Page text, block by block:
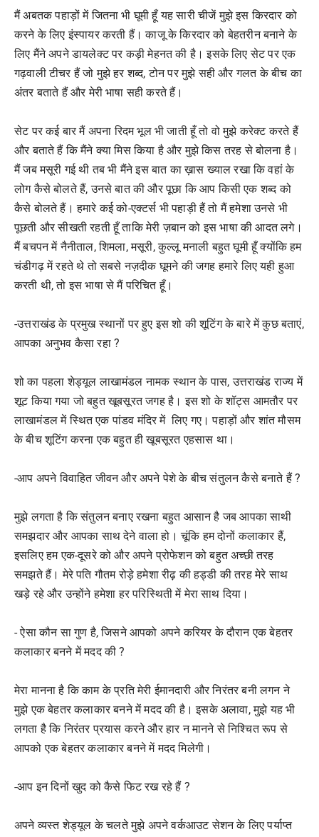
मैं अबतक पहाड़ों में जितना भी घूमी हूँ यह सारी चीजें मुझे इस किरदार को
करने के लिए इंस्पायर करती हैं। काजू के किरदार को बेहतरीन बनाने के
लिए मैंने अपने डायलेक्ट पर कड़ी मेहनत की है। इसके लिए सेट पर एक
गढ़वाली टीचर हैं जो मुझे हर शब्द, टोन पर मुझे सही और गलत के बीच का
अंतर बताते हैं और मेरी भाषा सही करते हैं।
सेट पर कई बार मैं अपना रिदम भूल भी जाती हूँ तो वो मुझे करेक्ट करते हैं
और बताते हैं कि मैंने क्या मिस किया है और मुझे किस तरह से बोलना है।
मैं जब मसूरी गई थी तब भी मैंने इस बात का ख़ास ख्याल रखा कि वहां के
लोग कैसे बोलते हैं, उनसे बात की और पूछा कि आप किसी एक शब्द को
कैसे बोलते हैं। हमारे कई को-एक्टर्स भी पहाड़ी हैं तो मैं हमेशा उनसे भी
पूछती और सीखती रहती हूँ ताकि मेरी ज़बान को इस भाषा की आदत लगे।
मैं बचपन में नैनीताल, शिमला, मसूरी, कुल्लू मनाली बहुत घूमी हूँ क्योंकि हम
चंडीगढ़ में रहते थे तो सबसे नज़दीक घूमने की जगह हमारे लिए यही हुआ
करती थी, तो इस भाषा से मैं परिचित हूँ।
-उत्तराखंड के प्रमुख स्थानों पर हुए इस शो की शूटिंग के बारे में कुछ बताएं,
आपका अनुभव कैसा रहा ?
शो का पहला शेड्यूल लाखामंडल नामक स्थान के पास, उत्तराखंड राज्य में
शूट किया गया जो बहुत खूबसूरत जगह है। इस शो के शॉट्स आमतौर पर
लाखामंडल में स्थित एक पांडव मंदिर में लिए गए। पहाड़ों और शांत मौसम
के बीच शूटिंग करना एक बहुत ही खूबसूरत एहसास था।
-आप अपने विवाहित जीवन और अपने पेशे के बीच संतुलन कैसे बनाते हैं ?
मुझे लगता है कि संतुलन बनाए रखना बहुत आसान है जब आपका साथी
समझदार और आपका साथ देने वाला हो। चूंकि हम दोनों कलाकार हैं,
इसलिए हम एक-दूसरे को और अपने प्रोफेशन को बहुत अच्छी तरह
समझते हैं। मेरे पति गौतम रोड़े हमेशा रीढ़ की हड्डी की तरह मेरे साथ
खड़े रहे और उन्होंने हमेशा हर परिस्थिती में मेरा साथ दिया।
- ऐसा कौन सा गुण है, जिसने आपको अपने करियर के दौरान एक बेहतर
कलाकार बनने में मदद की ?
मेरा मानना है कि काम के प्रति मेरी ईमानदारी और निरंतर बनी लगन ने
मुझे एक बेहतर कलाकार बनने में मदद की है। इसके अलावा, मुझे यह भी
लगता है कि निरंतर प्रयास करने और हार न मानने से निश्चित रूप से
आपको एक बेहतर कलाकार बनने में मदद मिलेगी।
-आप इन दिनों खुद को कैसे फिट रख रहे हैं ?
अपने व्यस्त शेड्यूल के चलते मुझे अपने वर्कआउट सेशन के लिए पर्याप्त